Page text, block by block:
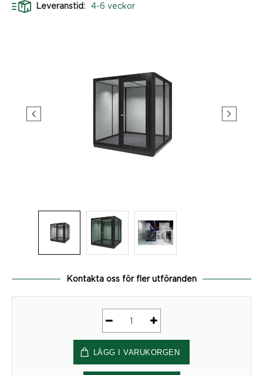
Leveranstid: 4-6 veckor
Kontakta oss för fler utföranden
Plenty
Pod
Large
med
LÄGG I VARUKORGEN